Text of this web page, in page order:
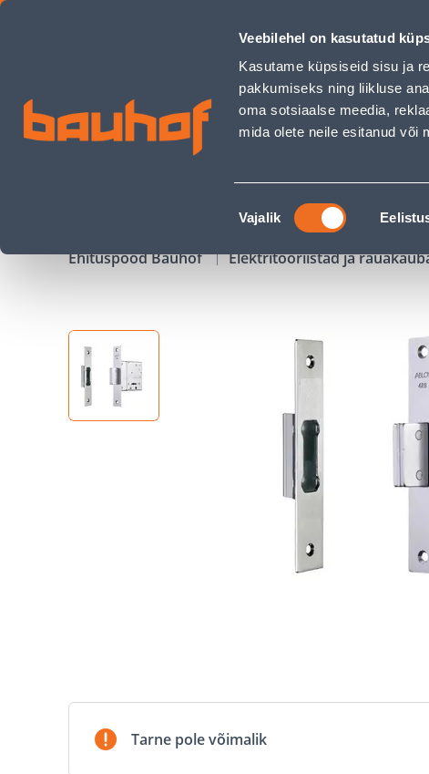
Veebilehel on kasutatud
Kasutame küpsiseid sisu ja
pakkumiseks ning liikluse
oma sotsiaalse meedia,
mida olete neile esitanud või
Nõusoleku
valik
Vajalik
TURVALUKK 428 CR SILEUKSE VASTUSEGA - Bauhof has loaded
Äriklienditeenindus Klienditeenindus
KAMPAANIAD
Ehituspood Bauhof Elektritööriistad ja
Tarne pole võimalik